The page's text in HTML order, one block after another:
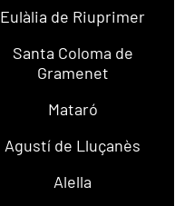
Eulàlia de Riuprimer
Santa Coloma de
Gramenet
Mataró
Agustí de Lluçanès
Alella